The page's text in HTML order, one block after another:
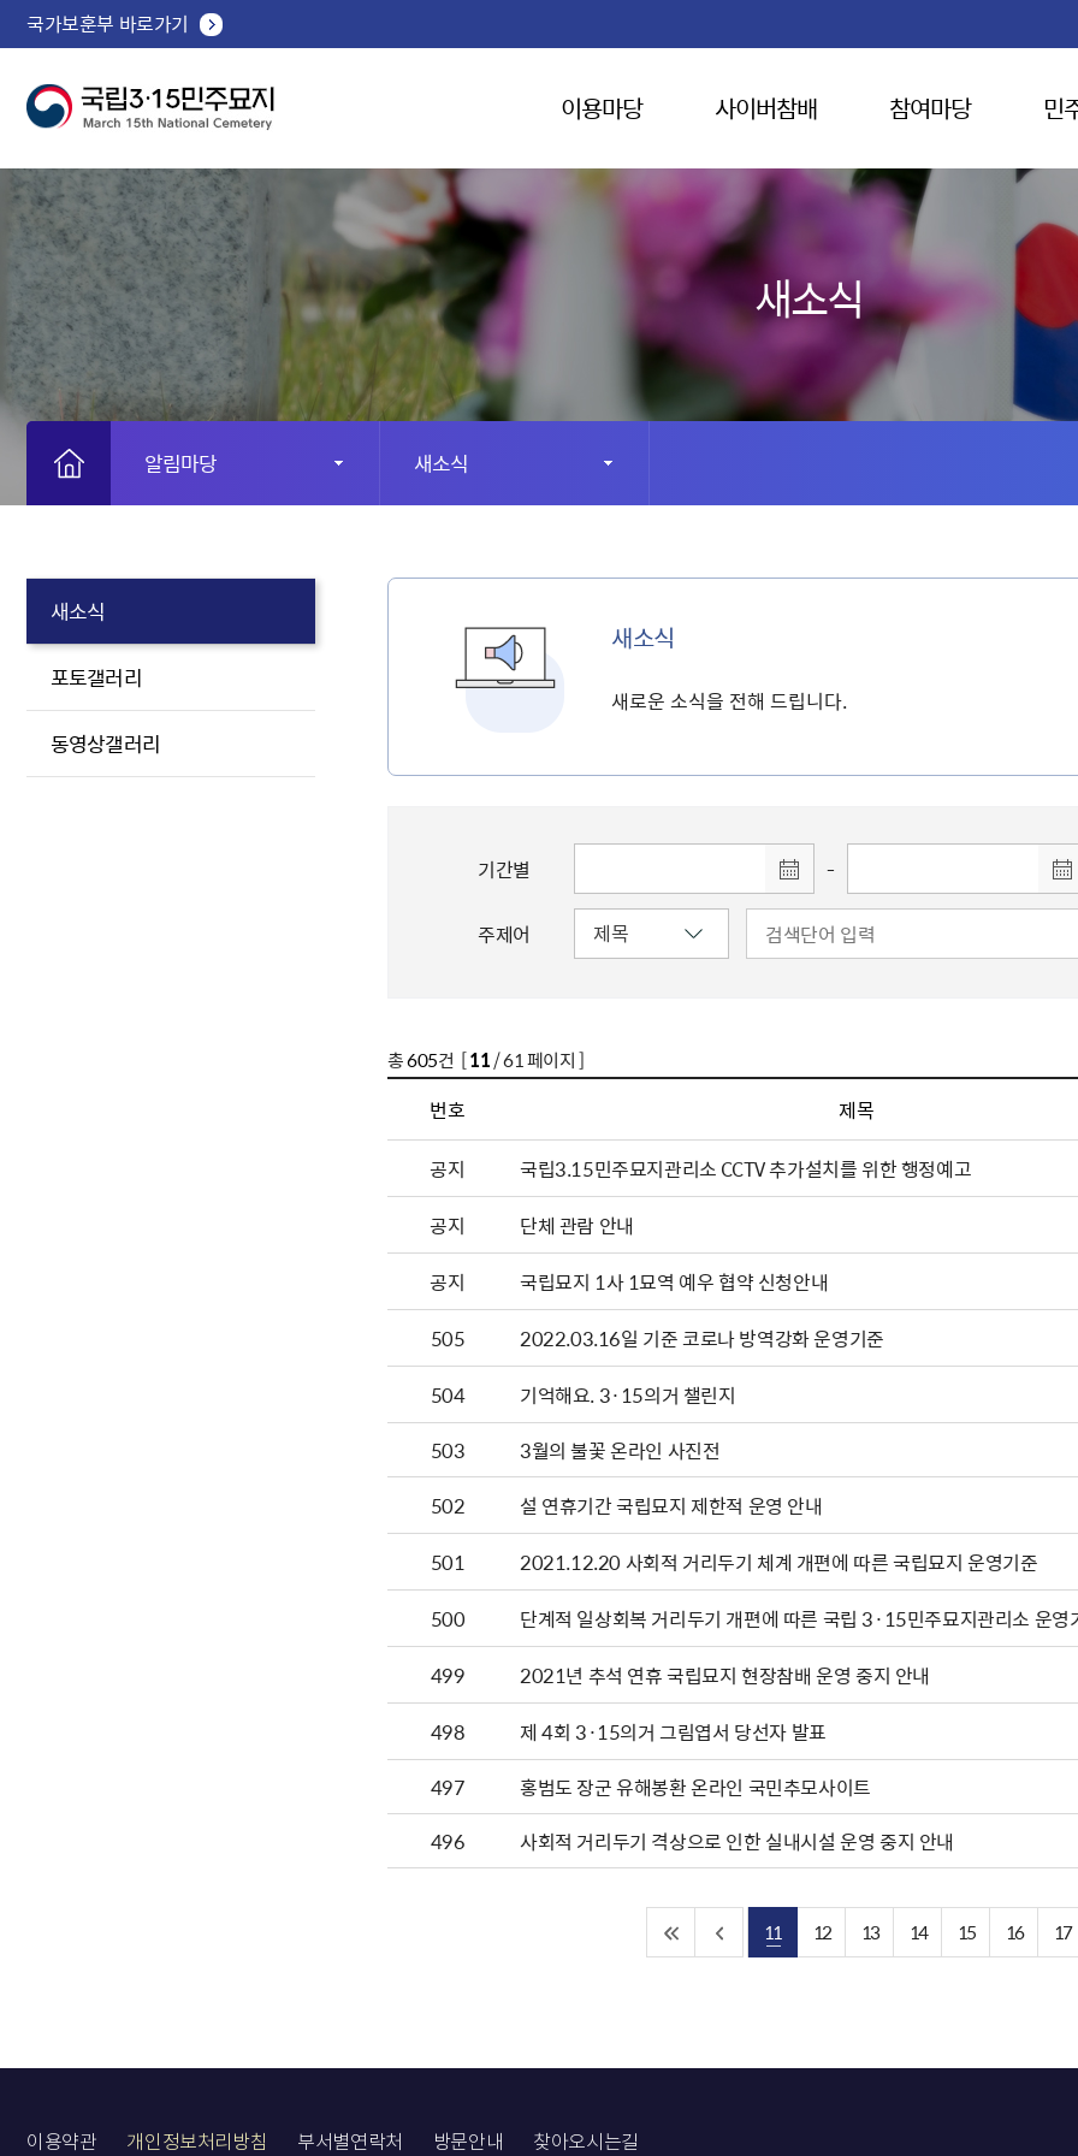
국가보훈부 바로가기
이용마당 사이버참배 참여마당 민
새소식
알림마당 새소식
새소식
포토갤러리
동영상갤러리
새소식
새로운 소식을 전해 드립니다.
기간별 -
주제어
총605건 [11/ 61 페이지 ]
번호 제목
공지
국립3.15민주묘지관리소 CCTV 추가설치를 위한 행정예고
공지
단체 관람 안내
공지
국립묘지 1사 1묘역 예우 협약 신청안내
505
2022.03.16일 기준 코로나 방역강화 운영기준
504
기억해요. 3·15의거 챌린지
503
3월의 불꽃 온라인 사진전
502
설 연휴기간 국립묘지 제한적 운영 안내
501
2021.12.20 사회적 거리두기 체계 개편에 따른 국립묘지 운영기준
500
단계적 일상회복 거리두기 개편에 따른 국립 3·15민주묘지관리소 운영
499
2021년 추석 연휴 국립묘지 현장참배 운영 중지 안내
498
제 4회 3·15의거 그림엽서 당선자 발표
497
홍범도 장군 유해봉환 온라인 국민추모사이트
496
사회적 거리두기 격상으로 인한 실내시설 운영 중지 안내
11 12 13 14 15 16 17
이용약관 개인정보처리방침 부서별연락처 방문안내 찾아오시는길